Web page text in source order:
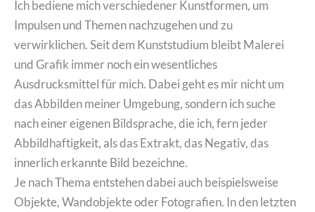
Ich bediene mich verschiedener Kunstformen, um
Impulsen und Themen nachzugehen und zu
verwirklichen. Seit dem Kunststudium bleibt Malerei
und Grafik immer noch ein wesentliches
Ausdrucksmittel für mich. Dabei geht es mir nicht um
das Abbilden meiner Umgebung, sondern ich suche
nach einer eigenen Bildsprache, die ich, fern jeder
Abbildhaftigkeit, als das Extrakt, das Negativ, das
innerlich erkannte Bild bezeichne.
Je nach Thema entstehen dabei auch beispielsweise
Objekte, Wandobjekte oder Fotografien. In den letzten